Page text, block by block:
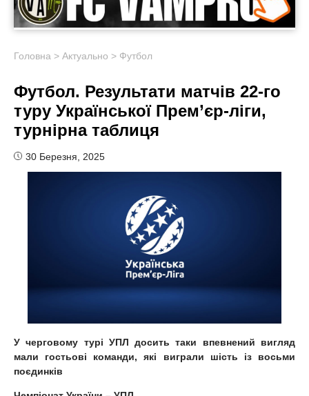
Головна > Актуально > Футбол
Футбол. Результати матчів 22-го
туру Української Прем’єр-ліги,
турнірна таблиця
30 Березня, 2025
У черговому турі УПЛ досить таки впевнений вигляд
мали гостьові команди, які виграли шість із восьми
поєдинків